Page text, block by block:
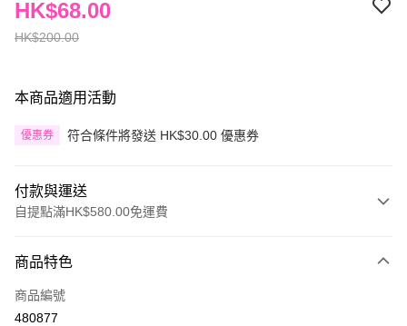
HK$200.00
HK$68.00
本商品適用活動
優惠券 符合條件將發送 HK$30.00 優惠券
付款與運送
自提點滿HK$580.00免運費
信用卡
Apple Pay
商品特色
商品編號
480877